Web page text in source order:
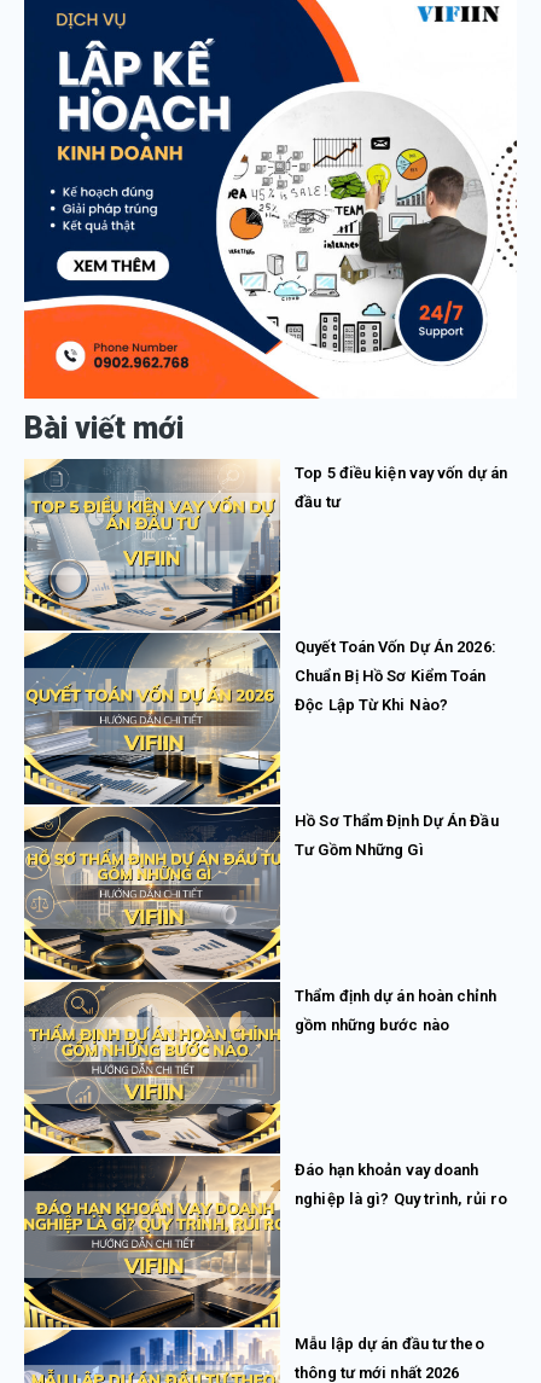
Bài viết mới
Top 5 điều kiện vay vốn dự án
đầu tư
Quyết Toán Vốn Dự Án 2026:
Chuẩn Bị Hồ Sơ Kiểm Toán
Độc Lập Từ Khi Nào?
Hồ Sơ Thẩm Định Dự Án Đầu
Tư Gồm Những Gì
Thẩm định dự án hoàn chỉnh
gồm những bước nào
Đáo hạn khoản vay doanh
nghiệp là gì? Quy trình, rủi ro
Mẫu lập dự án đầu tư theo
thông tư mới nhất 2026